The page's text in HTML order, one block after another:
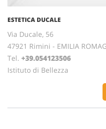
ESTETICA DUCALE
Via Ducale, 56
47921 Rimini - EMILIA
Tel. +39.054123506
Istituto di Bellezza